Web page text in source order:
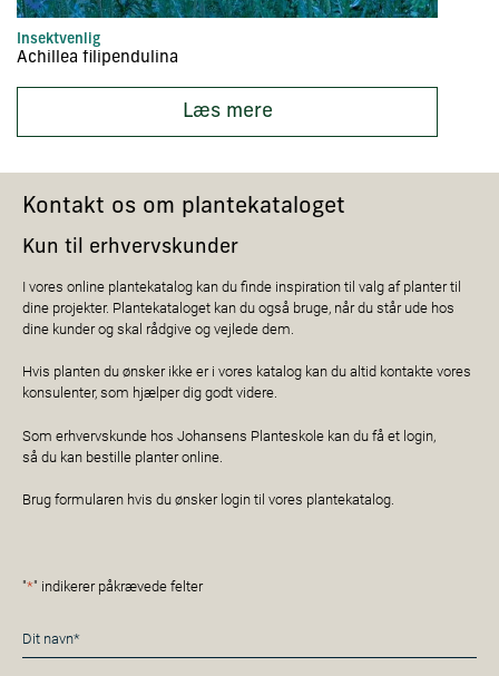
Insektvenlig
Achillea filipendulina
Læs mere
Kontakt os om plantekataloget
Kun til erhvervskunder
I vores online plantekatalog kan du finde inspiration til valg af planter til
dine projekter. Plantekataloget kan du også bruge, når du står ude hos
dine kunder og skal rådgive og vejlede dem.
Hvis planten du ønsker ikke er i vores katalog kan du altid kontakte vores
konsulenter, som hjælper dig godt videre.
Som erhvervskunde hos Johansens Planteskole kan du få et login,
så du kan bestille planter online.
Brug formularen hvis du ønsker login til vores plantekatalog.
"*" indikerer påkrævede felter
Navn
*